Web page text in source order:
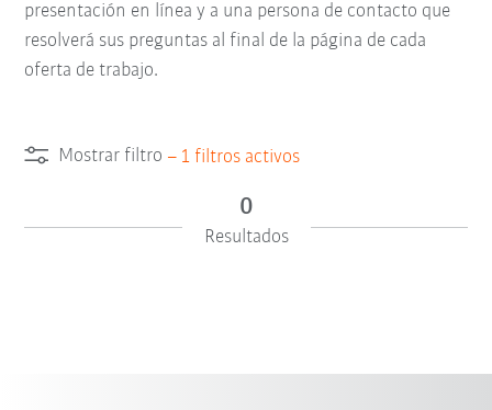
presentación en línea y a una persona de contacto que
resolverá sus preguntas al final de la página de cada
oferta de trabajo.
Mostrar filtro – 1 filtros activos
0
Resultados